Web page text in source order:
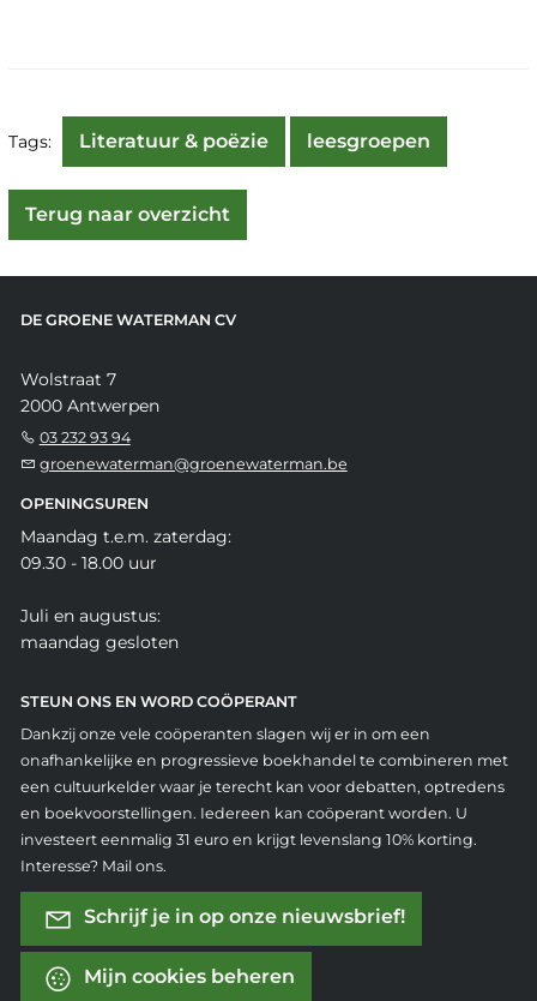
Tags: Literatuur & poëzie leesgroepen
Terug naar overzicht
DE GROENE WATERMAN CV
Wolstraat 7
2000 Antwerpen
03 232 93 94
groenewaterman@groenewaterman.be
OPENINGSUREN
Maandag t.e.m. zaterdag:
09.30 - 18.00 uur
Juli en augustus:
maandag gesloten
STEUN ONS EN WORD COÖPERANT
Dankzij onze vele coöperanten slagen wij er in om een
onafhankelijke en progressieve boekhandel te combineren met
een cultuurkelder waar je terecht kan voor debatten, optredens
en boekvoorstellingen. Iedereen kan coöperant worden. U
investeert eenmalig 31 euro en krijgt levenslang 10% korting.
Interesse? Mail ons.
Schrijf je in op onze nieuwsbrief!
Mijn cookies beheren